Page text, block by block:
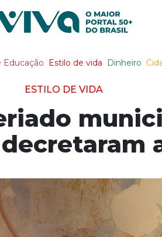
Educação Estilo de vida Dinheiro
ESTILO DE VIDA